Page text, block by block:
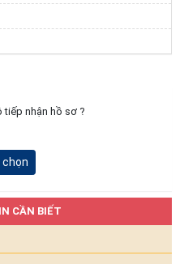
tiếp nhận hồ sơ ?
chọn
CẦN BIẾT